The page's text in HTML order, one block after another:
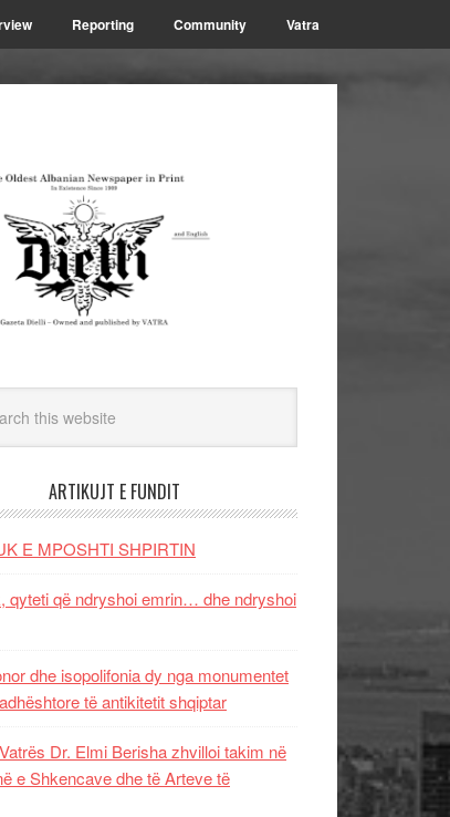
Reporting Community Vatra
ARTIKUJT E FUNDIT
E MPOSHTI SHPIRTIN
qyteti që ndryshoi emrin… dhe ndryshoi
dhe isopolifonia dy nga monumentet
të antikitetit shqiptar
Dr. Elmi Berisha zhvilloi takim në
e Shkencave dhe të Arteve të